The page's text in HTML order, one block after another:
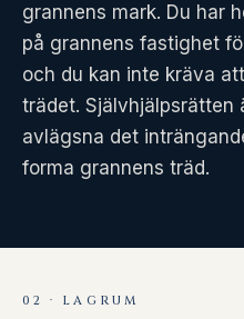
grannens mark. Du har
på grannens fastighet
och du kan inte kräva
trädet. Självhjälpsrätten
avlägsna det
forma grannens träd.
02 · LAGRUM